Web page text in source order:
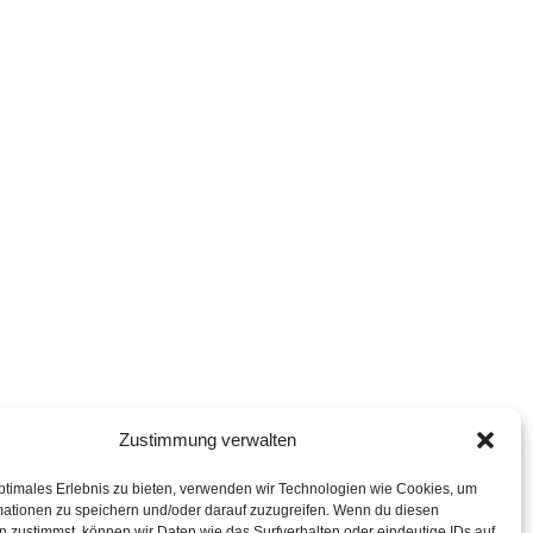
Zustimmung verwalten
Erlebnis zu bieten, verwenden wir Technologien wie Cookies, um
zu speichern und/oder darauf zuzugreifen. Wenn du diesen